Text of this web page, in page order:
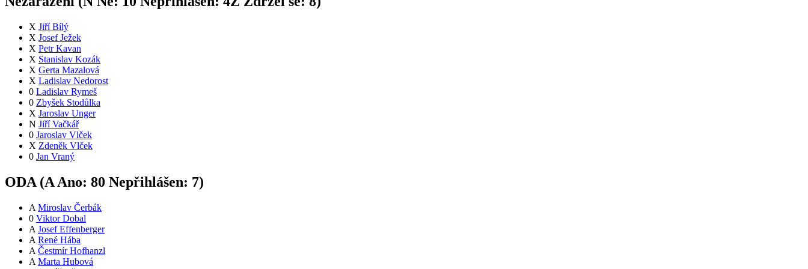
X Jiří Bílý
X Josef Ježek
X Petr Kavan
X Stanislav Kozák
X Gerta Mazalová
X Ladislav Nedorost
0 Ladislav Rymeš
0 Zbyšek Stodůlka
X Jaroslav Unger
N Jiří Vačkář
0 Jaroslav Vlček
X Zdeněk Vlček
0 Jan Vraný
ODA (A Ano: 80 Nepřihlášen: 7)
A Miroslav Čerbák
0 Viktor Dobal
A Josef Effenberger
A René Hába
A Čestmír Hofhanzl
A Marta Hubová